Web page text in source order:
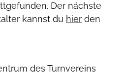
Der nächste
kannst du hier den
des Turnvereins